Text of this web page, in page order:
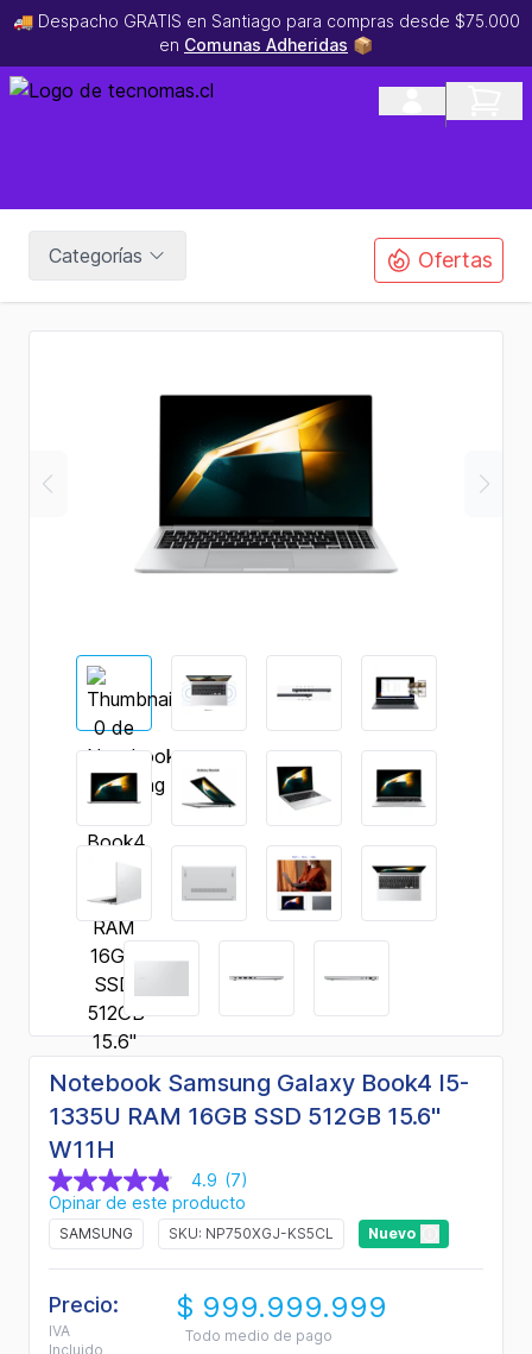
🚚 Despacho GRATIS en Santiago para compras desde $75.000
en Comunas Adheridas 📦
Categorías Ofertas
Notebook Samsung Galaxy Book4 I5-
1335U RAM 16GB SSD 512GB 15.6"
W11H
4.9
de
5
estrellas,
valor
de
valoración.
Read
4.9 (7)
Opinar de este producto
SAMSUNG SKU: NP750XGJ-KS5CL Nuevo
Precio:
IVA
Incluido
$ 999.999.999
Todo medio de pago